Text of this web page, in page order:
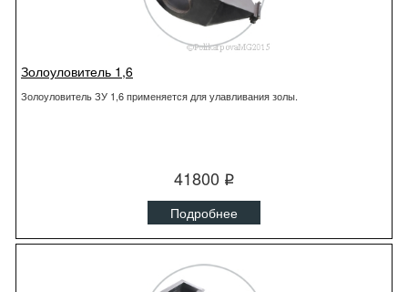
Золоуловитель 1,6
Золоуловитель ЗУ 1,6 применяется для улавливания золы.
41800 q
Подробнее